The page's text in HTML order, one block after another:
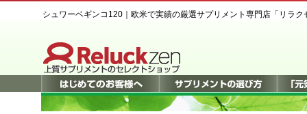
シュワーベギンコ120｜欧米で実績の厳選サプリメント専門店「リラク